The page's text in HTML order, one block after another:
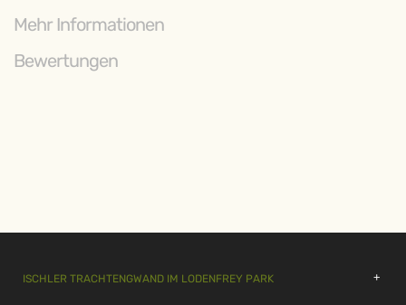
Mehr Informationen
Bewertungen
ISCHLER TRACHTENGWAND IM LODENFREY PARK